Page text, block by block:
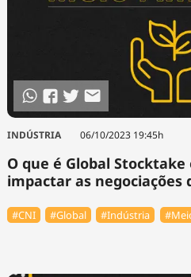
Brasil
Brasil Mineral
Ciência &
Tecnologia
Cinema
Cultura
Economia
Infraestrutura
INDÚSTRIA 06/10/2023 19:45h
O que é Global
impactar as negociações
#CNI #Global #Indústria